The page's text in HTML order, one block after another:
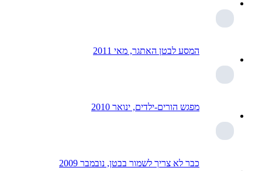
המסע לבטן האתגר, מאי 2011
מפגש הורים-ילדים, ינואר 2010
כבר לא צריך לשמור בבטן, נובמבר 2009